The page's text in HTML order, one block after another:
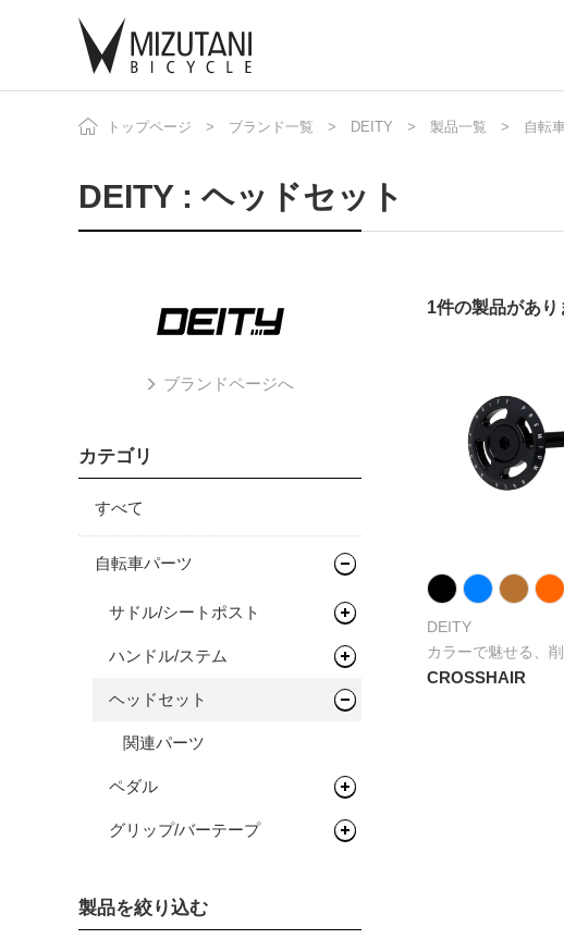
自転車
ニュース
トップページ ブランド一覧 DEITY 製品一覧 自転
DEITY : ヘッドセット
1件の製品があり
DEITY
カラーで魅せる、
CROSSHAIR
ブランドページへ
カテゴリ
すべて
自転車パーツ
サドル/シートポスト
サドル
シートポスト
ハンドル/ステム
フラットバー
ステム
ヘッドセット
関連パーツ
ペダル
フラットペダル
グリップ/バーテープ
製品を絞り込む